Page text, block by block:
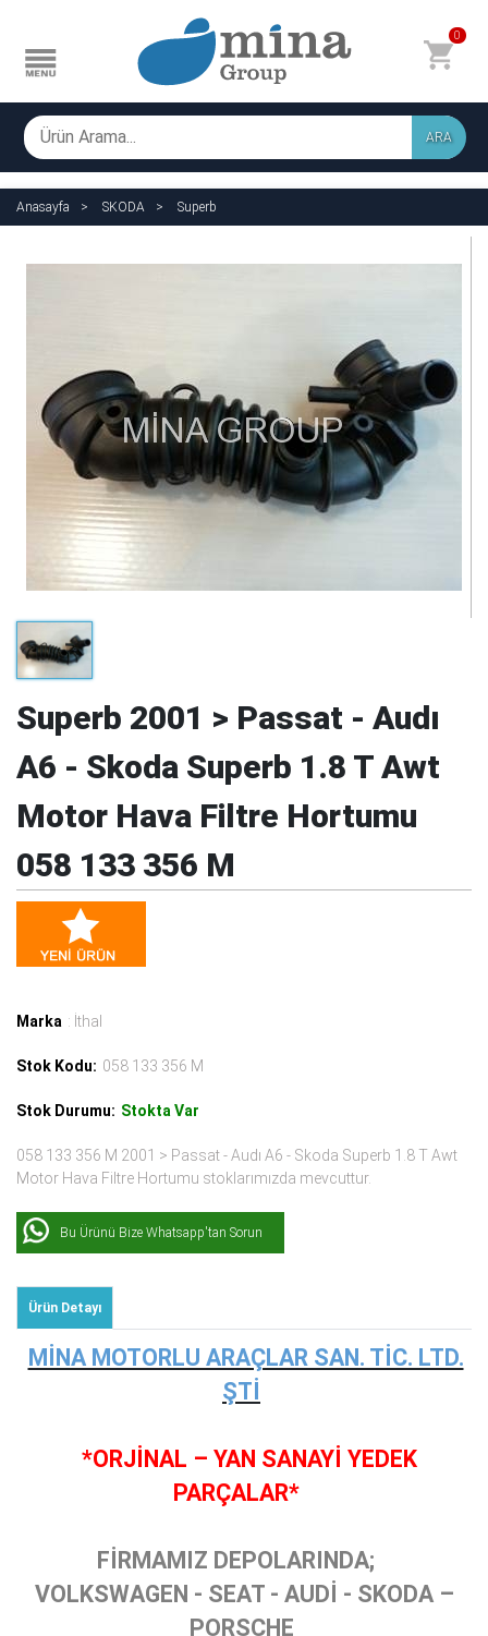
0
ARA
Anasayfa SKODA Superb
Superb 2001 > Passat - Audı
A6 - Skoda Superb 1.8 T Awt
Motor Hava Filtre Hortumu
058 133 356 M
Marka : İthal
Stok Kodu: 058 133 356 M
Stok Durumu: Stokta Var
058 133 356 M 2001 > Passat - Audı A6 - Skoda Superb 1.8 T Awt
Motor Hava Filtre Hortumu stoklarımızda mevcuttur.
Bu Ürünü Bize Whatsapp'tan Sorun
Ürün Detayı
MİNA MOTORLU ARAÇLAR SAN. TİC. LTD.
ŞTİ
*ORJİNAL – YAN SANAYİ YEDEK
PARÇALAR*
FİRMAMIZ DEPOLARINDA;
VOLKSWAGEN - SEAT - AUDİ - SKODA –
PORSCHE